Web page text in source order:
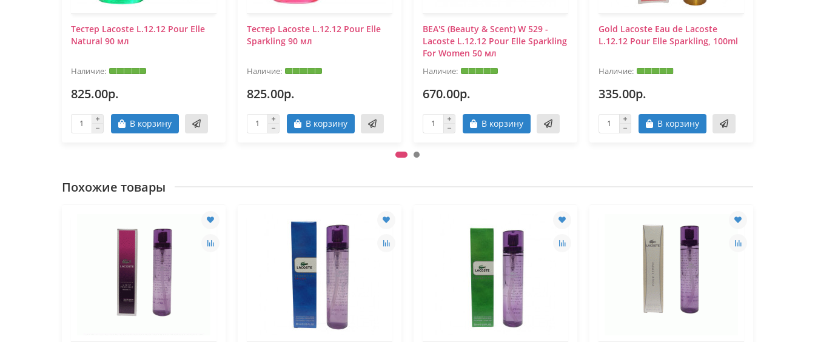
Тестер Lacoste L.12.12 Pour Elle
Natural 90 мл
825.00р.
В корзину
Тестер Lacoste L.12.12 Pour Elle
Sparkling 90 мл
825.00р.
В корзину
BEA'S (Beauty & Scent) W 529 -
Lacoste L.12.12 Pour Elle Sparkling
For Women 50 мл
670.00р.
В корзину
Gold Lacoste Eau de Lacoste
L.12.12 Pour Elle Sparkling, 100ml
335.00р.
В корзину
Похожие товары